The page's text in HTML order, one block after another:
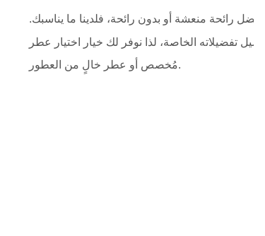
رائحة منعشة أو بدون رائحة، فلدينا ما يناسبك.
تفضيلاته الخاصة، لذا نوفر لك خيار اختيار عطر
مُخصص أو عطر خالٍ من العطور.